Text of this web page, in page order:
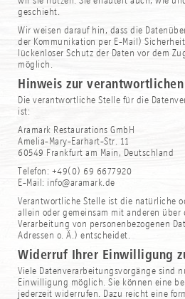
geschieht.
Wir weisen darauf hin, dass die
der Kommunikation per E-Mail)
lückenloser Schutz der Daten vor dem
möglich.
Hinweis zur
Die verantwortliche Stelle für die
ist:
Aramark Restaurations GmbH
Amelia-Mary-Earhart-Str. 11
60549 Frankfurt am Main, Deutschland
Telefon: +49(0) 69 6677920
E-Mail: info@aramark.de
Verantwortliche Stelle ist die natürliche
allein oder gemeinsam mit anderen über
Verarbeitung von personenbezogenen
Adressen o. Ä.) entscheidet.
Widerruf Ihrer Einwilligung
Viele Datenverarbeitungsvorgänge sind
Einwilligung möglich. Sie können eine
jederzeit widerrufen. Dazu reicht eine